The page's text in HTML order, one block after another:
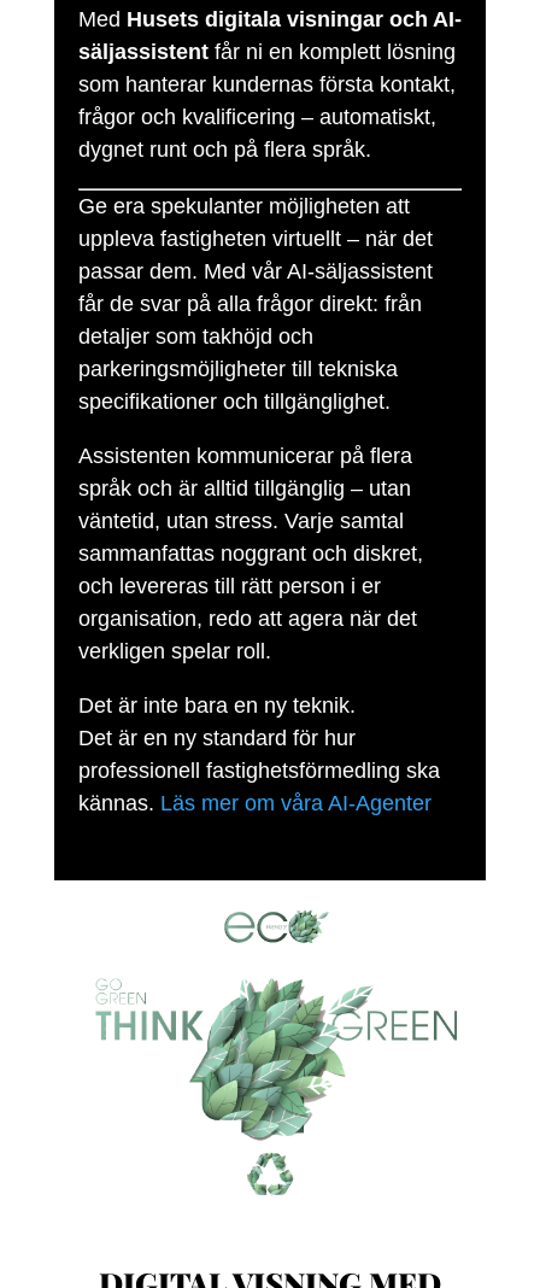
Med Husets digitala visningar och AI-
säljassistentfår ni en komplett lösning
som hanterar kundernas första kontakt,
frågor och kvalificering – automatiskt,
dygnet runt och på flera språk.
Ge era spekulanter möjligheten att
uppleva fastigheten virtuellt – när det
passar dem. Med vår AI-säljassistent
får de svar på alla frågor direkt: från
detaljer som takhöjd och
parkeringsmöjligheter till tekniska
specifikationer och tillgänglighet.
Assistenten kommunicerar på flera
språk och är alltid tillgänglig – utan
väntetid, utan stress. Varje samtal
sammanfattas noggrant och diskret,
och levereras till rätt person i er
organisation, redo att agera när det
verkligen spelar roll.
Det är inte bara en ny teknik.
Det är en ny standard för hur
professionell fastighetsförmedling ska
kännas. Läs mer om våra AI-Agenter